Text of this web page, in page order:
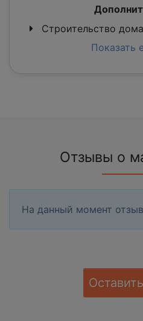
Строительство дома
Показать
Отзывы о
На данный момент